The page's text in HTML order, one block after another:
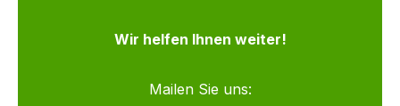
Wir helfen Ihnen weiter!
Mailen Sie uns: